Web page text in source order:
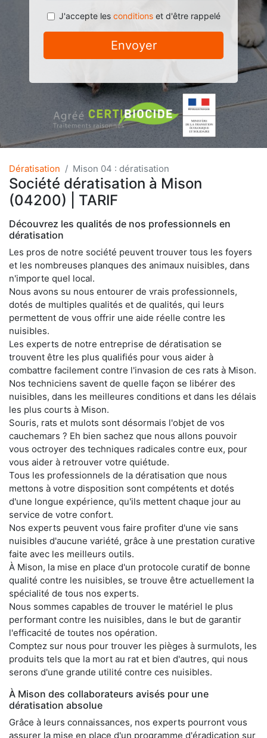
J'accepte les conditionset d'être rappelé
Envoyer
Dératisation Mison 04 : dératisation
Société dératisation à Mison
(04200) | TARIF
Découvrez les qualités de nos professionnels en
dératisation
Les pros de notre société peuvent trouver tous les foyers
et les nombreuses planques des animaux nuisibles, dans
n'importe quel local.
Nous avons su nous entourer de vrais professionnels,
dotés de multiples qualités et de qualités, qui leurs
permettent de vous offrir une aide réelle contre les
nuisibles.
Les experts de notre entreprise de dératisation se
trouvent être les plus qualifiés pour vous aider à
combattre facilement contre l'invasion de ces rats à Mison.
Nos techniciens savent de quelle façon se libérer des
nuisibles, dans les meilleures conditions et dans les délais
les plus courts à Mison.
Souris, rats et mulots sont désormais l'objet de vos
cauchemars ? Eh bien sachez que nous allons pouvoir
vous octroyer des techniques radicales contre eux, pour
vous aider à retrouver votre quiétude.
Tous les professionnels de la dératisation que nous
mettons à votre disposition sont compétents et dotés
d'une longue expérience, qu'ils mettent chaque jour au
service de votre confort.
Nos experts peuvent vous faire profiter d'une vie sans
nuisibles d'aucune variété, grâce à une prestation curative
faite avec les meilleurs outils.
À Mison, la mise en place d'un protocole curatif de bonne
qualité contre les nuisibles, se trouve être actuellement la
spécialité de tous nos experts.
Nous sommes capables de trouver le matériel le plus
performant contre les nuisibles, dans le but de garantir
l'efficacité de toutes nos opération.
Comptez sur nous pour trouver les pièges à surmulots, les
produits tels que la mort au rat et bien d'autres, qui nous
serons d'une grande utilité contre ces nuisibles.
À Mison des collaborateurs avisés pour une
dératisation absolue
Grâce à leurs connaissances, nos experts pourront vous
assurer la mise en place d'un programme d'éradication sur